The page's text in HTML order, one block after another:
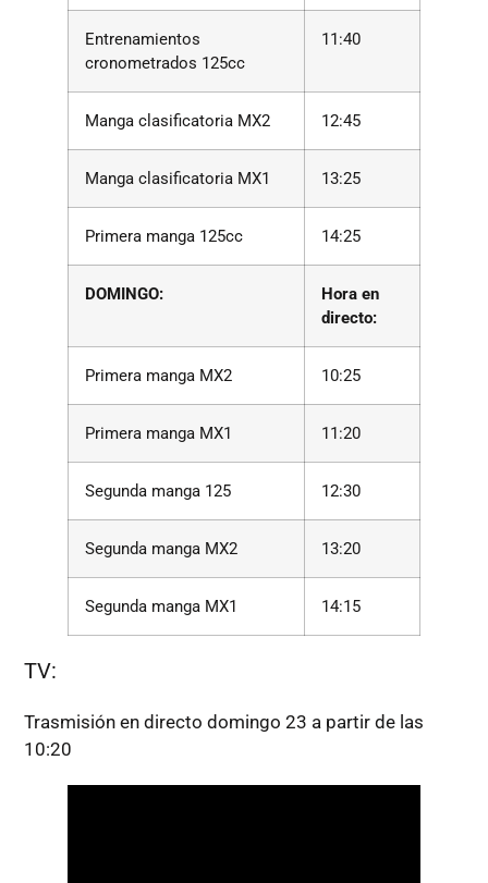
Entrenamientos
cronometrados 125cc
11:40
Manga clasificatoria MX2 12:45
Manga clasificatoria MX1 13:25
Primera manga 125cc 14:25
DOMINGO:
Hora en
directo:
Primera manga MX2 10:25
Primera manga MX1 11:20
Segunda manga 125 12:30
Segunda manga MX2 13:20
Segunda manga MX1 14:15
TV:
Trasmisión en directo domingo 23 a partir de las
10:20